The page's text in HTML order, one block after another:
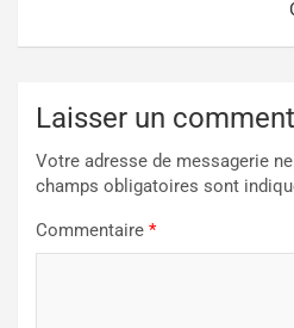
Laisser un
Votre adresse de messagerie
champs obligatoires sont
Commentaire *